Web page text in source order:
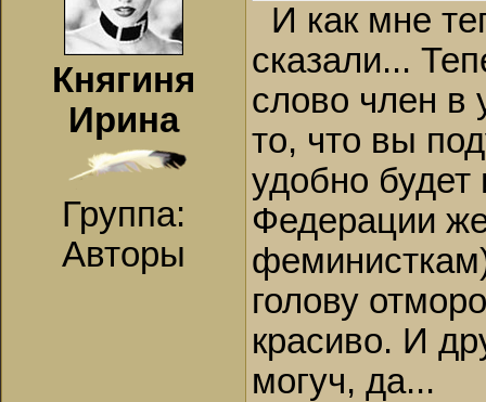
Княгиня
Ирина
Группа:
Авторы
И как мне
сказали...
слово член
то, что вы
удобно
Федерации
голову
красиво. И
могуч, да...